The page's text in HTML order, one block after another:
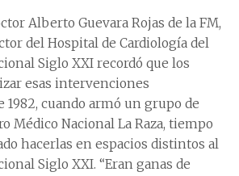
Alberto Guevara Rojas de la FM,
del Hospital de Cardiología del
Siglo XXI recordó que los
esas intervenciones
1982, cuando armó un grupo de
Médico Nacional La Raza, tiempo
hacerlas en espacios distintos al
Siglo XXI. “Eran ganas de